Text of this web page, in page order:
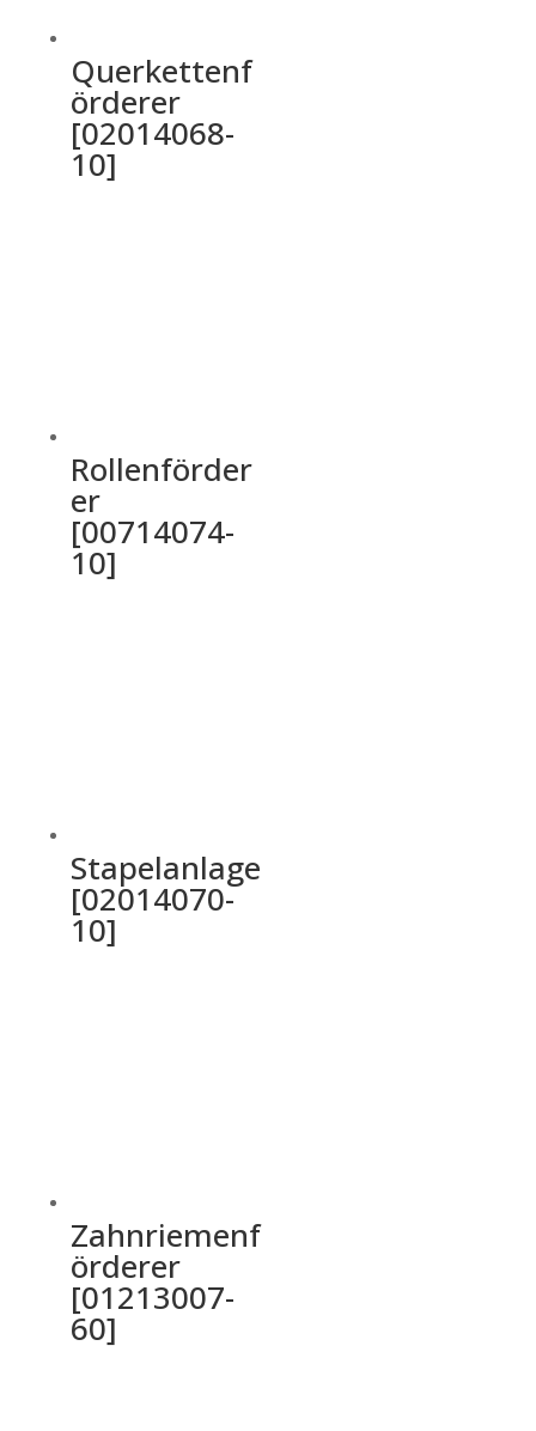
Querkettenf
örderer
[02014068-
10]
Rollenförder
er
[00714074-
10]
Stapelanlage
[02014070-
10]
Zahnriemenf
örderer
[01213007-
60]